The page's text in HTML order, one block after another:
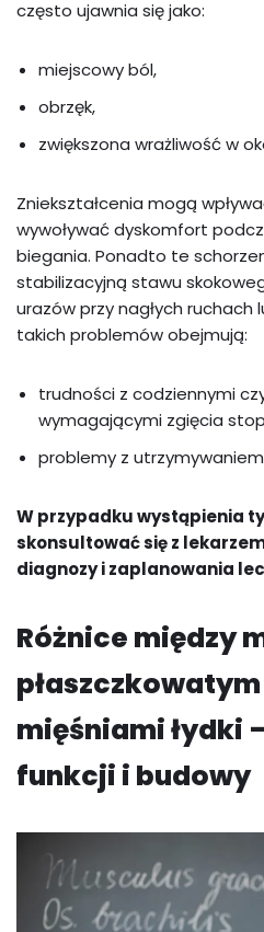
często ujawnia się jako:
miejscowy ból,
obrzęk,
zwiększona wrażliwość w
Zniekształcenia mogą
wywoływać dyskomfort
biegania. Ponadto te
stabilizacyjną stawu
urazów przy nagłych ruchach
takich problemów obejmują:
trudności z codziennymi
wymagającymi zgięcia
problemy z
W przypadku wystąpienia
skonsultować się z
diagnozy i zaplanowania
Różnice między
mięśniami łydki
funkcji i budowy